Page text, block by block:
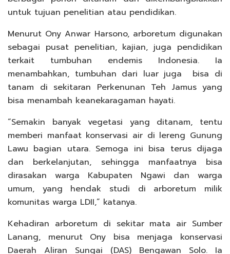
untuk tujuan penelitian atau pendidikan.
Menurut Ony Anwar Harsono, arboretum digunakan
sebagai pusat penelitian, kajian, juga pendidikan
terkait tumbuhan endemis Indonesia. Ia
menambahkan, tumbuhan dari luar juga bisa di
tanam di sekitaran Perkenunan Teh Jamus yang
bisa menambah keanekaragaman hayati.
“Semakin banyak vegetasi yang ditanam, tentu
memberi manfaat konservasi air di lereng Gunung
Lawu bagian utara. Semoga ini bisa terus dijaga
dan berkelanjutan, sehingga manfaatnya bisa
dirasakan warga Kabupaten Ngawi dan warga
umum, yang hendak studi di arboretum milik
komunitas warga LDII,” katanya.
Kehadiran arboretum di sekitar mata air Sumber
Lanang, menurut Ony bisa menjaga konservasi
Daerah Aliran Sungai (DAS) Bengawan Solo. Ia